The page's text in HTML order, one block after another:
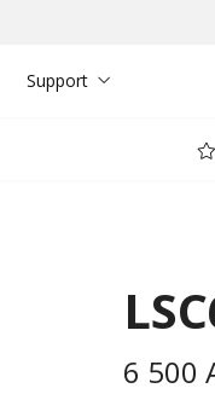
Support
6 500